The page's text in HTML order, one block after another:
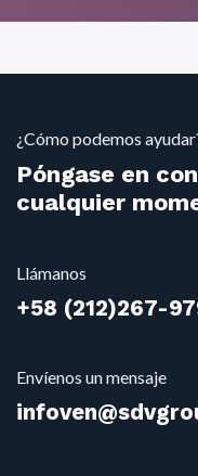
¿Cómo podemos
Póngase en
cualquier
Llámanos
+58 (212)267-
Envíenos un mensaje